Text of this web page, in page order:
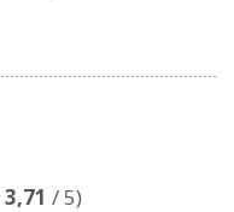
3,71 / 5)